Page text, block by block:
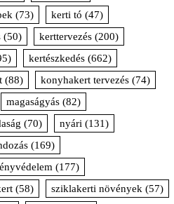
(73) kerti tó (47)
(50) kerttervezés (200)
kertészkedés (662)
(88) konyhakert tervezés (74)
magaságyás (82)
(70) nyári (131)
(169)
(177)
(58) sziklakerti növények (57)